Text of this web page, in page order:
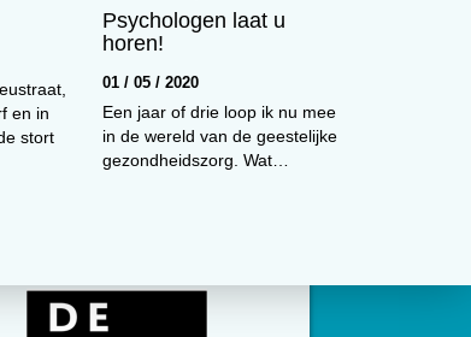
06 / 12 / 2013
en in
stort
Psychologen laat u
horen!
01 / 05 / 2020
Een jaar of drie loop ik nu mee
in de wereld van de geestelijke
gezondheidszorg. Wat…